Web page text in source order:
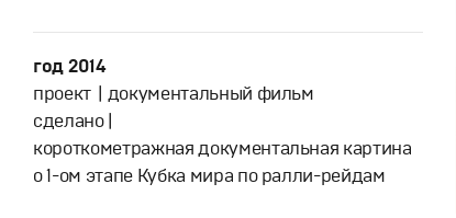
год 2014
проект | документальный фильм
сделано |
короткометражная документальная картина
о 1-ом этапе Кубка мира по ралли-рейдам